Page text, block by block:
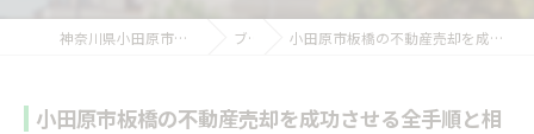
神奈川県小田原市の不動産ならミナミノイエ ブログ 小田原市板橋の不動産売却を成功させる全手順と相場・高値売却の秘訣
小田原市板橋の不動産売却を成功させる全手順と相